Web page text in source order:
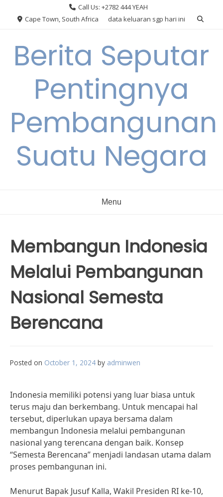
Call Us: +2782 444 YEAH
Cape Town, South Africa
data keluaran sgp hari ini
Berita Seputar
Pentingnya
Pembangunan
Suatu Negara
Menu
Membangun Indonesia
Melalui Pembangunan
Nasional Semesta
Berencana
Posted on October 1, 2024 by adminwen
Indonesia memiliki potensi yang luar biasa untuk
terus maju dan berkembang. Untuk mencapai hal
tersebut, diperlukan upaya bersama dalam
membangun Indonesia melalui pembangunan
nasional yang terencana dengan baik. Konsep
“Semesta Berencana” menjadi landasan utama dalam
proses pembangunan ini.
Menurut Bapak Jusuf Kalla, Wakil Presiden RI ke-10,